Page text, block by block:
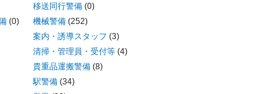
移送同行警備 (0)
(0) 機械警備 (252)
案内・誘導スタッフ (3)
清掃・管理員・受付等 (4)
貴重品運搬警備 (8)
駅警備 (34)